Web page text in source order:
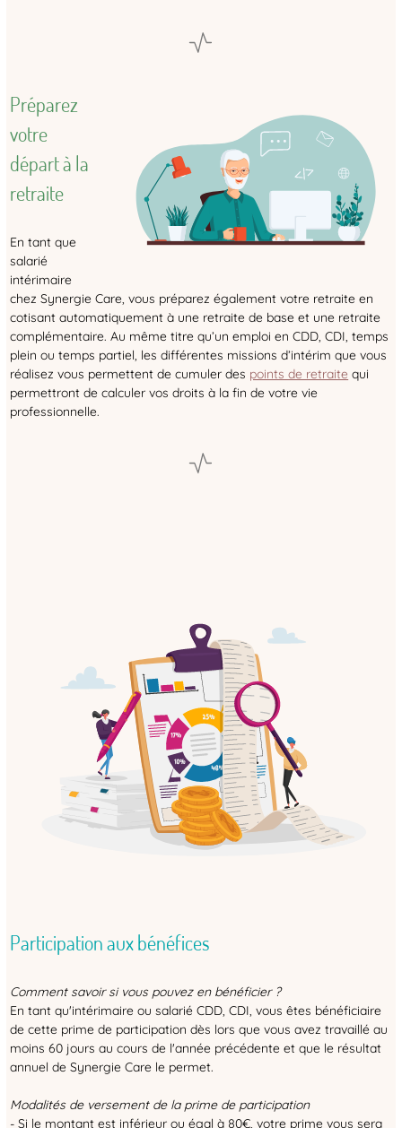
Préparez
votre
départ à la
retraite
En tant que
salarié
intérimaire
chez Synergie Care, vous préparez également votre retraite en
cotisant automatiquement à une retraite de base et une retraite
complémentaire. Au même titre qu’un emploi en CDD, CDI, temps
plein ou temps partiel, les différentes missions d’intérim que vous
réalisez vous permettent de cumuler des points de retraite qui
permettront de calculer vos droits à la fin de votre vie
professionnelle.
Participation aux bénéfices
Comment savoir si vous pouvez en bénéficier ?
En tant qu'intérimaire ou salarié CDD, CDI, vous êtes bénéficiaire
de cette prime de participation dès lors que vous avez travaillé au
moins 60 jours au cours de l'année précédente et que le résultat
annuel de Synergie Care le permet.
Modalités de versement de la prime de participation
- Si le montant est inférieur ou égal à 80€, votre prime vous sera